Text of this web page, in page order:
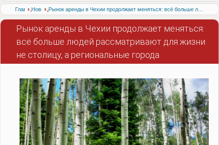
Главная›
Новости
› Рынок аренды в Чехии продолжает меняться: всё больше людей рассматривают для жизни не столицу, а региональные города
Рынок аренды в Чехии продолжает меняться:
всё больше людей рассматривают для жизни
не столицу, а региональные города